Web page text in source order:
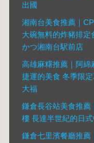
出國
湘南台美食推薦｜
大碗無料的炸豬排定
かつ湘南台駅前店
高雄麻糬推薦｜阿綿
捷運的美食 冬季限
大福
鎌倉長谷站美食推薦
樓 長達半世紀的日
鎌倉七里濱餐廳推薦